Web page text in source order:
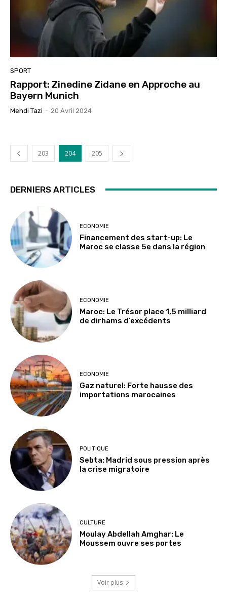
SPORT
Rapport: Zinedine Zidane en Approche au
Bayern Munich
Mehdi Tazi - 20 Avril 2024
203 204 205
DERNIERS ARTICLES
ECONOMIE
Financement des start-up: Le
Maroc se classe 5e dans la région
ECONOMIE
Maroc: Le Trésor place 1,5 milliard
de dirhams d’excédents
ECONOMIE
Gaz naturel: Forte hausse des
importations marocaines
POLITIQUE
Sebta: Madrid sous pression après
la crise migratoire
CULTURE
Moulay Abdellah Amghar: Le
Moussem ouvre ses portes
Voir plus